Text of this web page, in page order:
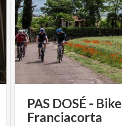
PAS DOSÉ - Bike
Franciacorta